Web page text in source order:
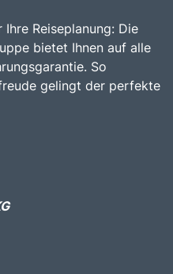
Reiseplanung: Die
bietet Ihnen auf alle
So
gelingt der perfekte